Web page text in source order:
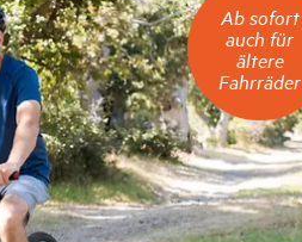
Ab
sofort
auch
für
ältere
Fahrräder
Ab sofort
auch für
ältere
Fahrräder